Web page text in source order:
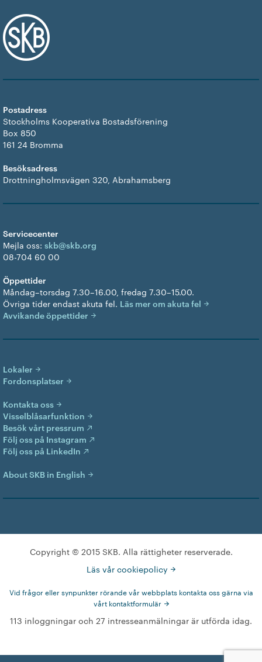
Postadress
Stockholms Kooperativa Bostadsförening
Box 850
161 24 Bromma
Besöksadress
Drottningholmsvägen 320, Abrahamsberg
Servicecenter
Mejla oss: skb@skb.org
08-704 60 00
Öppettider
Måndag–torsdag 7.30–16.00, fredag 7.30–15.00.
Övriga tider endast akuta fel. Läs mer om akuta fel
Avvikande öppettider
Lokaler
Fordonsplatser
Kontakta oss
Visselblåsarfunktion
Besök vårt pressrum
Följ oss på Instagram
Följ oss på LinkedIn
About SKB in English
Copyright © 2015 SKB. Alla rättigheter reserverade.
Läs vår cookiepolicy
Vid frågor eller synpunkter rörande vår webbplats kontakta oss gärna via
vårt kontaktformulär
113 inloggningar och 27 intresseanmälningar är utförda idag.